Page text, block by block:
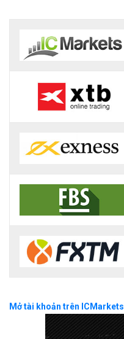
Mở tài khoản trên ICMarkets